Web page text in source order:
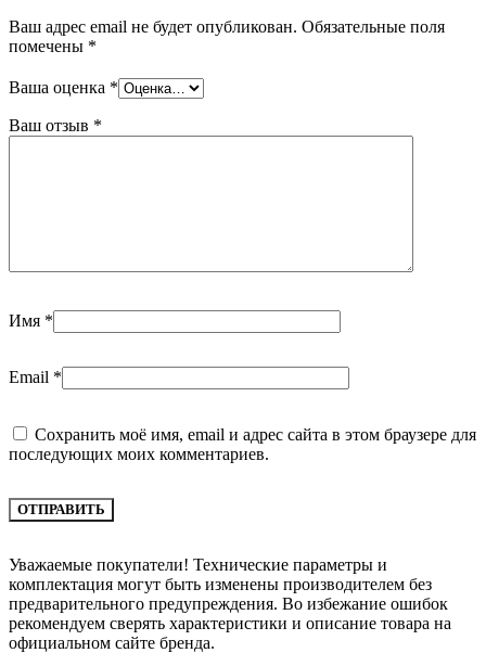
Ваш адрес email не будет опубликован. Обязательные поля
помечены *
Ваша оценка *
Ваш отзыв *
Имя *
Email *
Сохранить моё имя, email и адрес сайта в этом браузере для
последующих моих комментариев.
Уважаемые покупатели! Технические параметры и
комплектация могут быть изменены производителем без
предварительного предупреждения. Во избежание ошибок
рекомендуем сверять характеристики и описание товара на
официальном сайте бренда.